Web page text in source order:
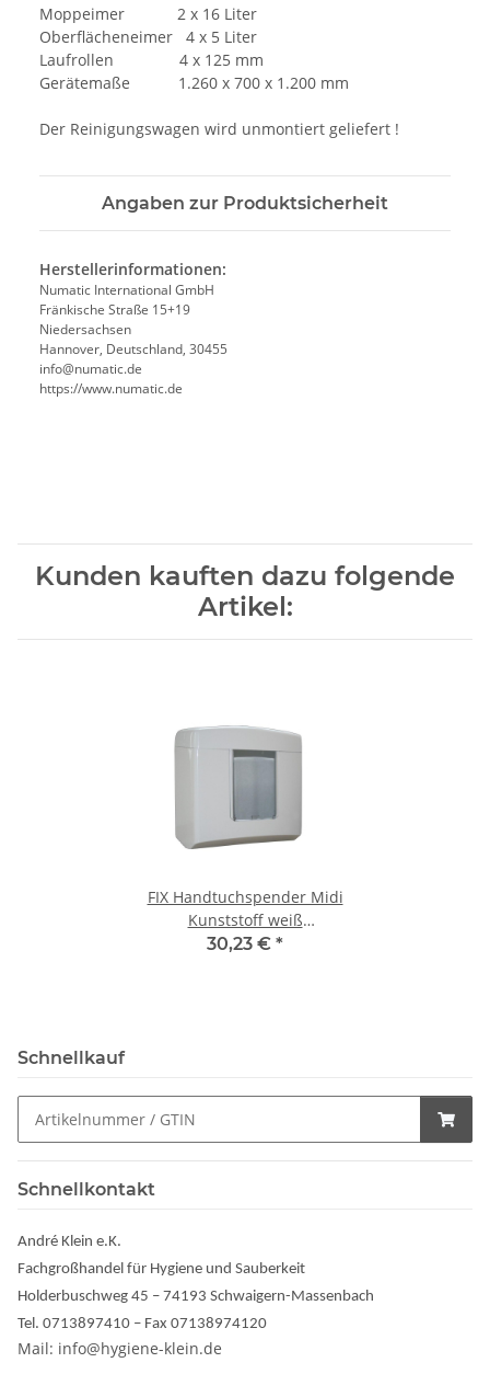
Moppeimer 2 x 16 Liter
Oberflächeneimer 4 x 5 Liter
Laufrollen 4 x 125 mm
Gerätemaße 1.260 x 700 x 1.200 mm
Der Reinigungswagen wird unmontiert geliefert !
Angaben zur Produktsicherheit
Herstellerinformationen:
Numatic International GmbH
Fränkische Straße 15+19
Niedersachsen
Hannover, Deutschland, 30455
info@numatic.de
https://www.numatic.de
Kunden kauften dazu folgende
Artikel:
FIX Handtuchspender Midi
Kunststoff weiß
abschließbar 25 x 25,5 x 12
30,23 € *
Schnellkauf
Schnellkontakt
André Klein e.K.
Fachgroßhandel für Hygiene und Sauberkeit
Holderbuschweg 45 – 74193 Schwaigern-Massenbach
Tel. 0713897410 – Fax 07138974120
Mail: info@hygiene-klein.de